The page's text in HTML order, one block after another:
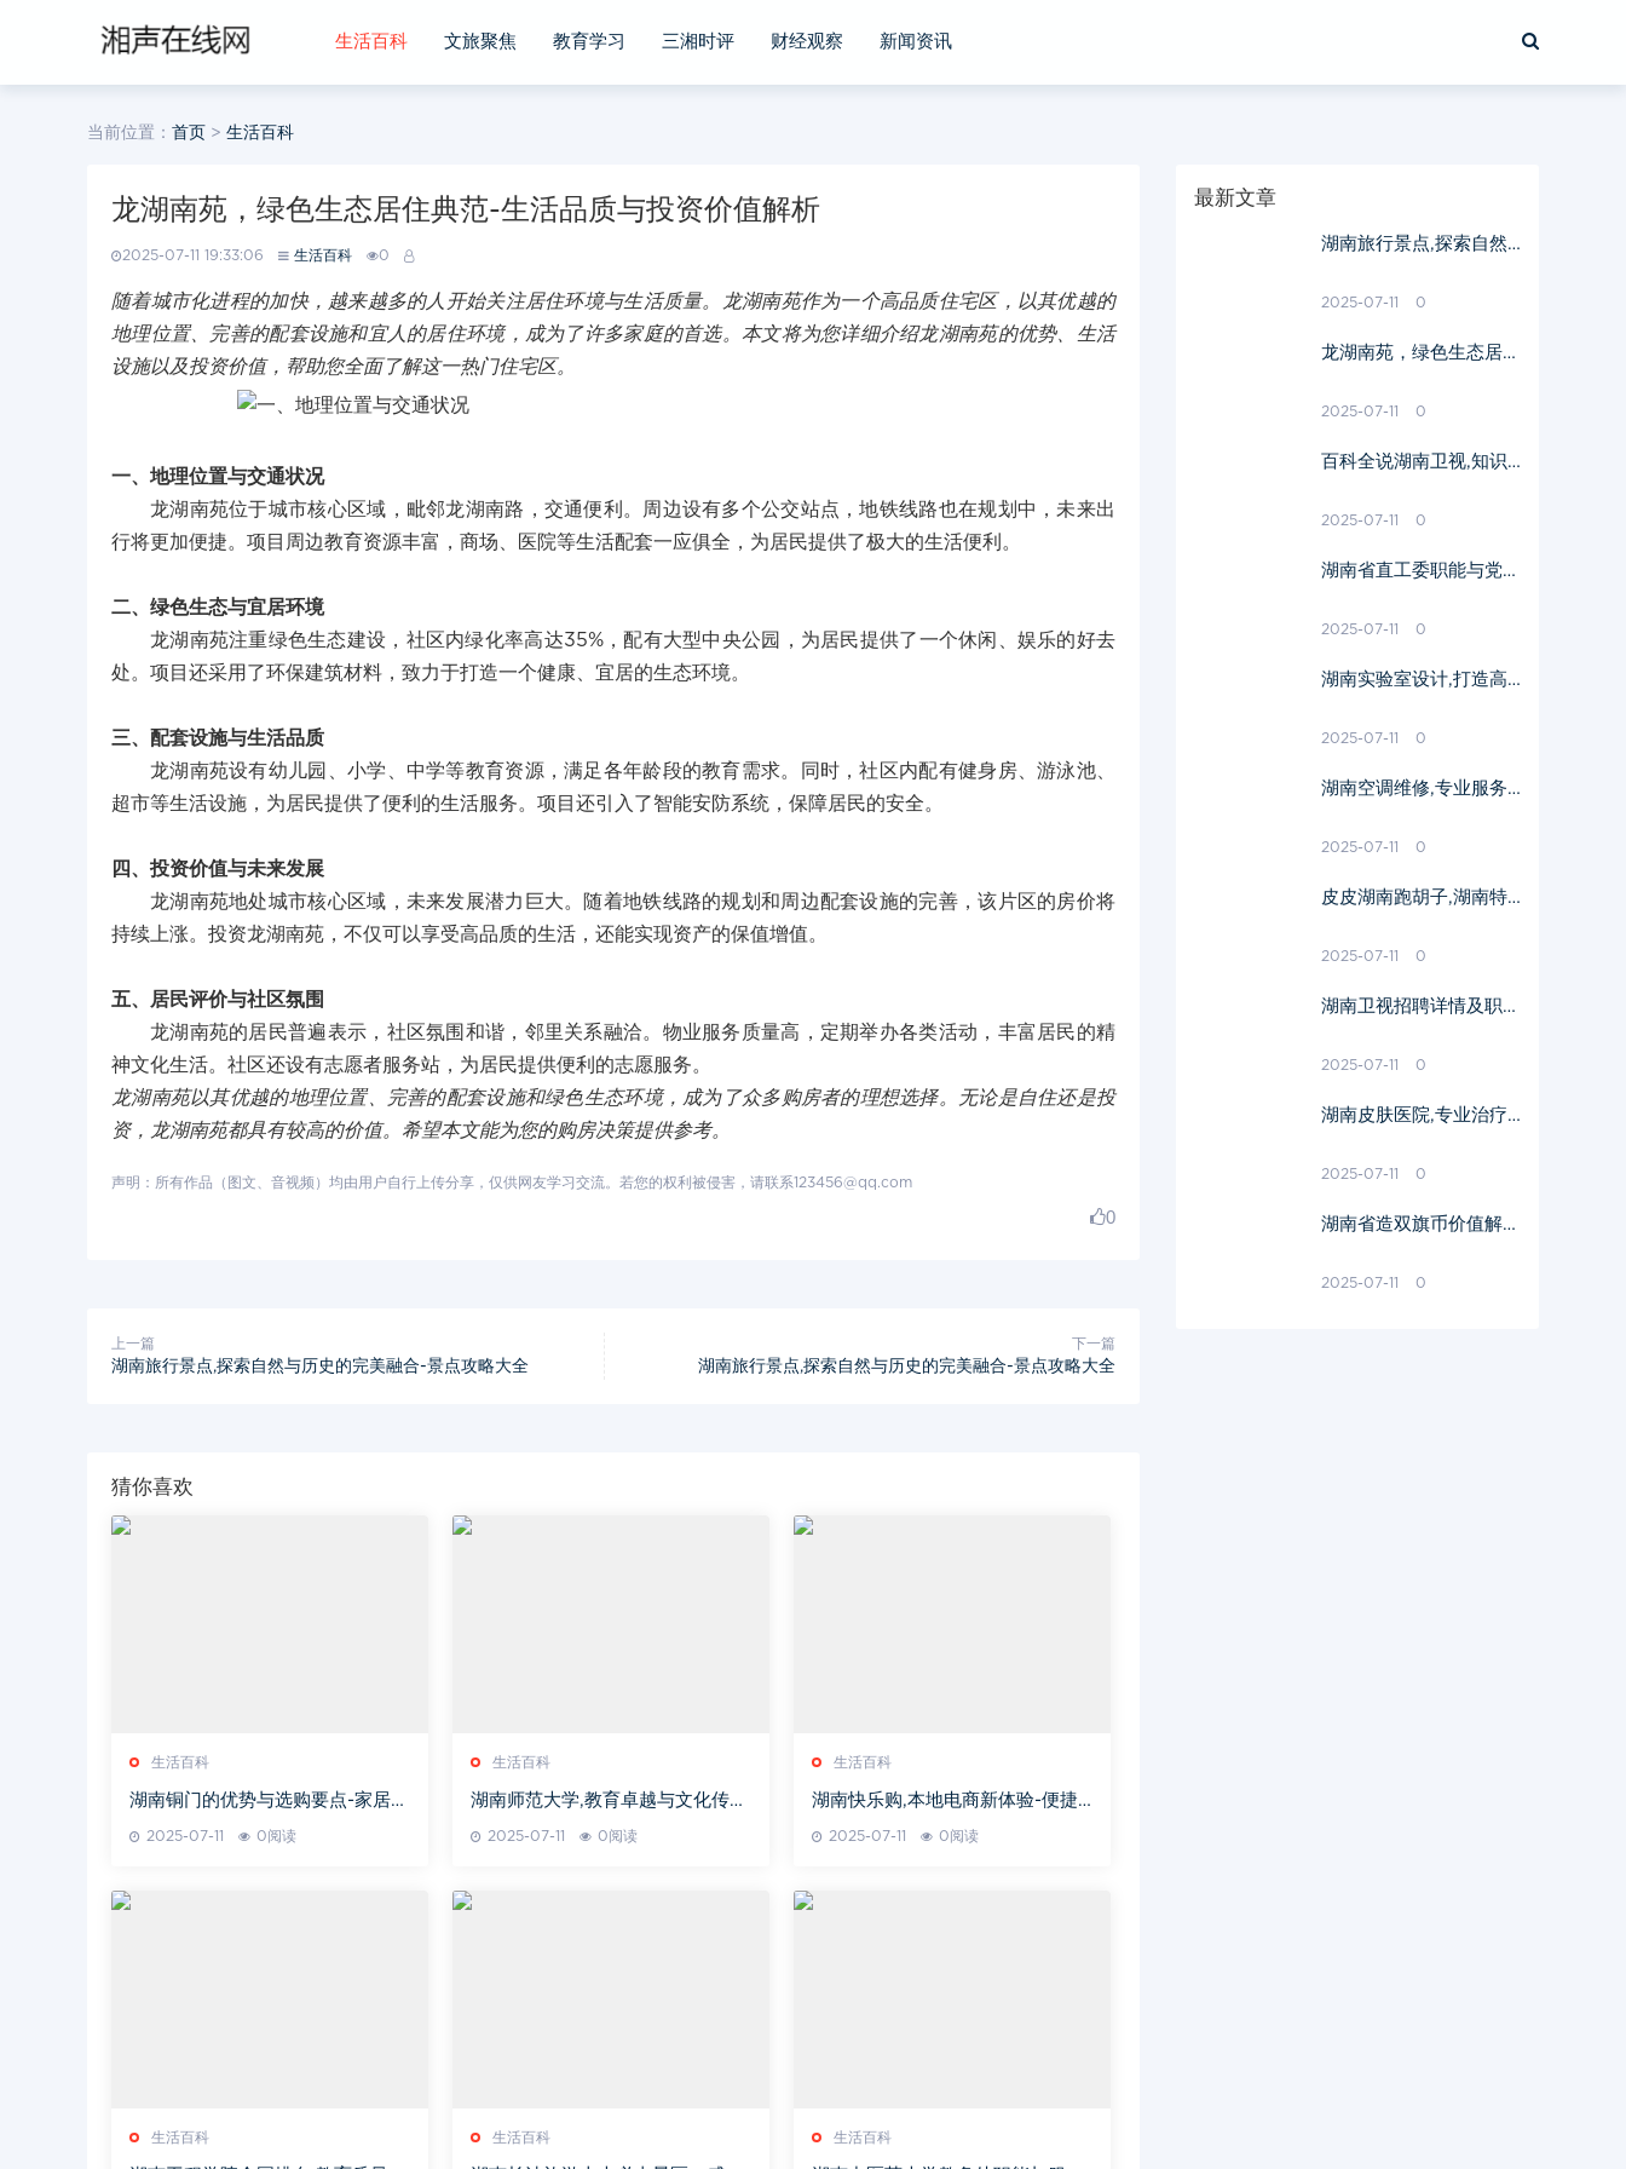
生活百科 文旅聚焦 教育学习 三湘时评 财经观察 新闻资讯
当前位置： 首页 > 生活百科
龙湖南苑，绿色生态居住典范-生活品质与投资价值解析
2025-07-11 19:33:06 生活百科 0
随着城市化进程的加快，越来越多的人开始关注居住环境与生活质量。龙湖南苑作为一个高品质住宅区，以其优越的
地理位置、完善的配套设施和宜人的居住环境，成为了许多家庭的首选。本文将为您详细介绍龙湖南苑的优势、生活
设施以及投资价值，帮助您全面了解这一热门住宅区。
一、地理位置与交通状况
龙湖南苑位于城市核心区域，毗邻龙湖南路，交通便利。周边设有多个公交站点，地铁线路也在规划中，未来出
行将更加便捷。项目周边教育资源丰富，商场、医院等生活配套一应俱全，为居民提供了极大的生活便利。
二、绿色生态与宜居环境
龙湖南苑注重绿色生态建设，社区内绿化率高达35%，配有大型中央公园，为居民提供了一个休闲、娱乐的好去
处。项目还采用了环保建筑材料，致力于打造一个健康、宜居的生态环境。
三、配套设施与生活品质
龙湖南苑设有幼儿园、小学、中学等教育资源，满足各年龄段的教育需求。同时，社区内配有健身房、游泳池、
超市等生活设施，为居民提供了便利的生活服务。项目还引入了智能安防系统，保障居民的安全。
四、投资价值与未来发展
龙湖南苑地处城市核心区域，未来发展潜力巨大。随着地铁线路的规划和周边配套设施的完善，该片区的房价将
持续上涨。投资龙湖南苑，不仅可以享受高品质的生活，还能实现资产的保值增值。
五、居民评价与社区氛围
龙湖南苑的居民普遍表示，社区氛围和谐，邻里关系融洽。物业服务质量高，定期举办各类活动，丰富居民的精
神文化生活。社区还设有志愿者服务站，为居民提供便利的志愿服务。
龙湖南苑以其优越的地理位置、完善的配套设施和绿色生态环境，成为了众多购房者的理想选择。无论是自住还是投
资，龙湖南苑都具有较高的价值。希望本文能为您的购房决策提供参考。
声明：所有作品（图文、音视频）均由用户自行上传分享，仅供网友学习交流。若您的权利被侵害，请联系123456@qq.com
0
上一篇
湖南旅行景点,探索自然与历史的完美融合-景点攻略大全
下一篇
湖南旅行景点,探索自然与历史的完美融合-景点攻略大全
猜你喜欢
生活百科
湖南铜门的优势与选购要点-家居装
2025-07-11 0阅读
生活百科
湖南师范大学,教育卓越与文化传
承-湖南师范大学全面解析
2025-07-11 0阅读
生活百科
湖南快乐购,本地电商新体验-便捷
购物解决方案解析
2025-07-11 0阅读
生活百科 生活百科 生活百科
最新文章
湖南旅行景点,探索自然
攻略大全
2025-07-11 0
龙湖南苑，绿色生态居住
值解析
2025-07-11 0
百科全说湖南卫视,知识
节目特色分析
2025-07-11 0
湖南省直工委职能与党的
析
2025-07-11 0
湖南实验室设计,打造高
案解析
2025-07-11 0
湖南空调维修,专业服务-
2025-07-11 0
皮皮湖南跑胡子,湖南特
解析
2025-07-11 0
湖南卫视招聘详情及职业
团队
2025-07-11 0
湖南皮肤医院,专业治疗
解析
2025-07-11 0
湖南省造双旗币价值解析
2025-07-11 0